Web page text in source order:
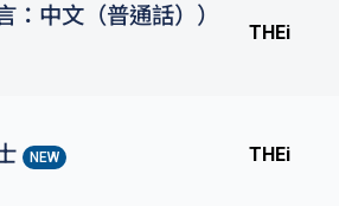
中文（普通話））
THEi
NEW THEi